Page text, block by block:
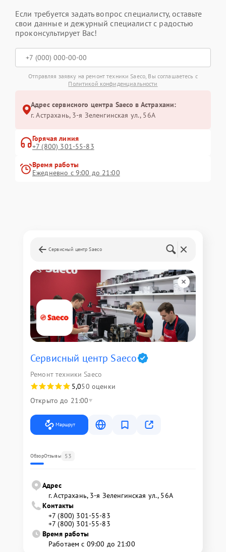
Если требуется задать вопрос специалисту, оставьте
свои данные и дежурный специалист с радостью
проконсультирует Вас!
Отправляя заявку на ремонт техники Saeco, Вы соглашаетесь с
Политикой конфиденциальности
Адрес сервисного центра Saeco в Астрахани:
г. Астрахань, 3-я Зеленгинская ул., 56А
Горячая линия
+7 (800) 301-55-83
Время работы
Ежедневно с 9:00 до 21:00
Сервисный центр Saeco
Сервисный центр Saeco
Ремонт техники Saeco
5,050 оценки
Открыто до 21:00
Маршрут
ОбзорОтзывы 53
Адрес
г. Астрахань, 3-я Зеленгинская ул., 56А
Контакты
+7 (800) 301-55-83
+7 (800) 301-55-83
Время работы
Работаем с 09:00 до 21:00